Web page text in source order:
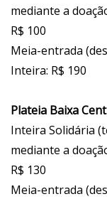
mediante a
R$ 100
Meia-entrada
Inteira: R$ 190
Plateia Baixa
Inteira Solidária
mediante a
R$ 130
Meia-entrada